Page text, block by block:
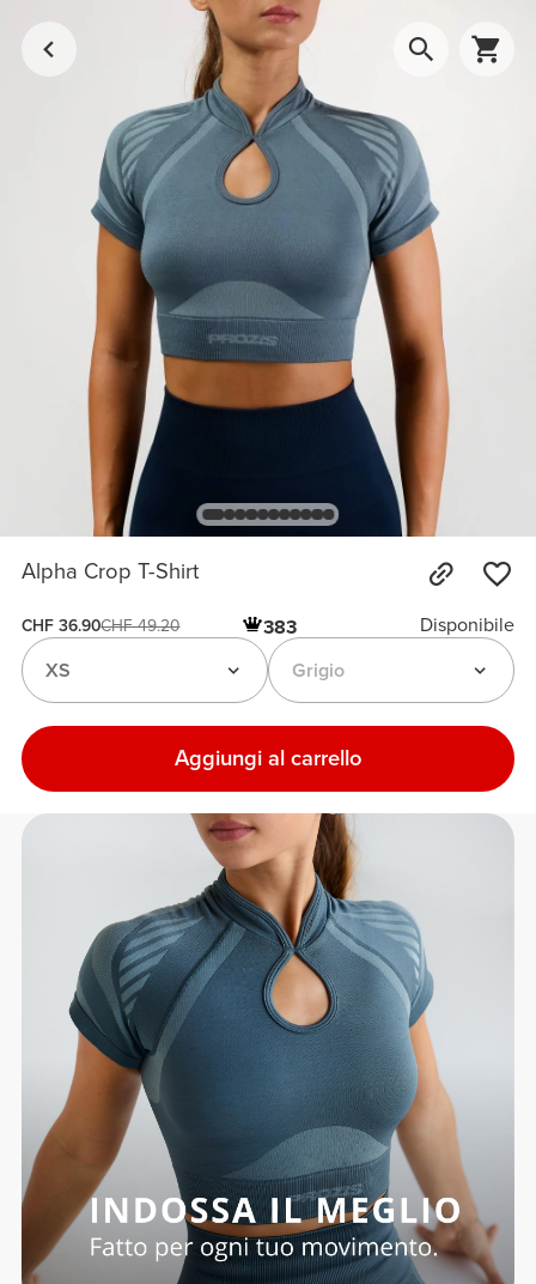
Alpha Crop T-Shirt
CHF 36.90CHF 49.20 383
Disponibile
Grigio
XS
Aggiungi al carrello